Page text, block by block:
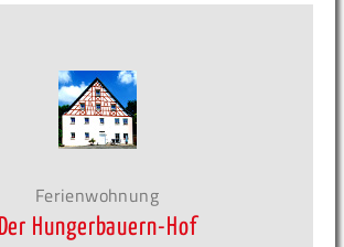
Ferienwohnung
Der Hungerbauern-Hof